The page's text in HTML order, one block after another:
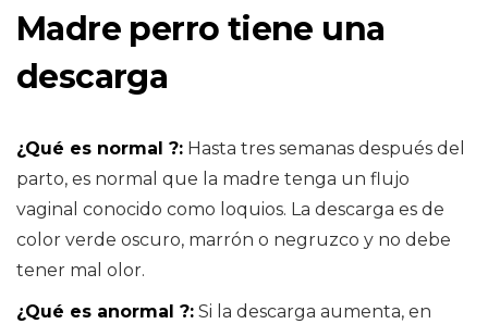
Madre perro tiene una
descarga
¿Qué es normal ?: Hasta tres semanas después del
parto, es normal que la madre tenga un flujo
vaginal conocido como loquios. La descarga es de
color verde oscuro, marrón o negruzco y no debe
tener mal olor.
¿Qué es anormal ?: Si la descarga aumenta, en